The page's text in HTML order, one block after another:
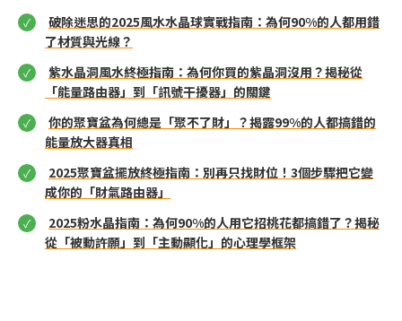
破除迷思的2025風水水晶球實戰指南：為何90%的人都用錯
了材質與光線？
紫水晶洞風水終極指南：為何你買的紫晶洞沒用？揭秘從
「能量路由器」到「訊號干擾器」的關鍵
你的聚寶盆為何總是「聚不了財」？揭露99%的人都搞錯的
能量放大器真相
2025聚寶盆擺放終極指南：別再只找財位！3個步驟把它變
成你的「財氣路由器」
2025粉水晶指南：為何90%的人用它招桃花都搞錯了？揭秘
從「被動許願」到「主動顯化」的心理學框架